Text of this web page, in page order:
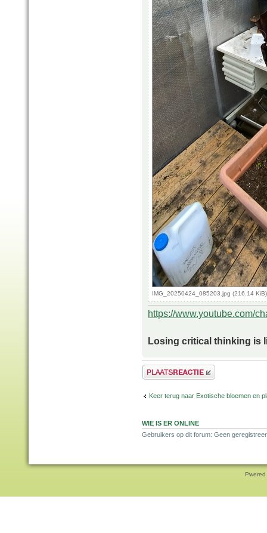
IMG_20250424_085203.jpg (216.14
https://www.youtube.com/
Losing critical thinking is
Plaats een reactie
Keer terug naar Exotische bloemen en
WIE IS ER ONLINE
Gebruikers op dit forum: Geen